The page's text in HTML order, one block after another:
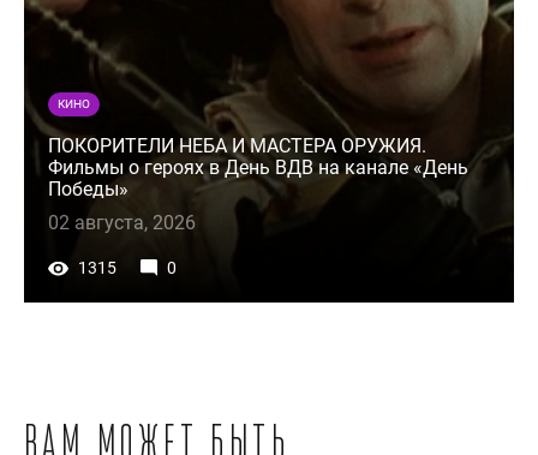
КИНО
ПОКОРИТЕЛИ НЕБА И МАСТЕРА ОРУЖИЯ.
Фильмы о героях в День ВДВ на канале «День
Победы»
02 августа, 2026
1315 0